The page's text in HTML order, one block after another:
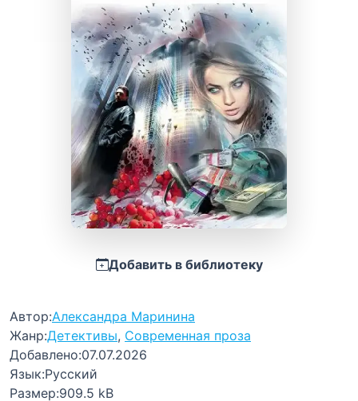
Добавить в библиотеку
Автор:Александра Маринина
Жанр:Детективы, Современная проза
Добавлено:07.07.2026
Язык:Русский
Размер:909.5 kB